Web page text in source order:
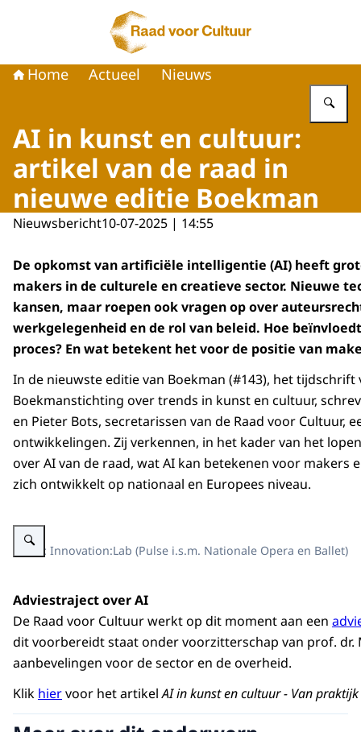
Naar de homepage van Raad voor Cultuur
Home Actueel Nieuws
AI in kunst en cultuur:
artikel van de raad in
nieuwe editie Boekman
Nieuwsbericht10-07-2025 | 14:55
De opkomst van artificiële intelligentie (AI) heeft
makers in de culturele en creatieve sector. Nieuwe
kansen, maar roepen ook vragen op over
werkgelegenheid en de rol van beleid. Hoe
proces? En wat betekent het voor de positie van
In de nieuwste editie van Boekman (#143), het tijdschrift
Boekmanstichting over trends in kunst en cultuur,
en Pieter Bots, secretarissen van de Raad voor Cultuur,
ontwikkelingen. Zij verkennen, in het kader van het
over AI van de raad, wat AI kan betekenen voor makers
zich ontwikkelt op nationaal en Europees niveau.
Vergroot afbeelding Beeld: Innovation:Lab (Pulse i.s.m. Nationale Opera
Beeld: Innovation:Lab (Pulse i.s.m. Nationale Opera en Ballet)
Adviestraject over AI
De Raad voor Cultuur werkt op dit moment aan een
dit voorbereidt staat onder voorzitterschap van prof. dr.
aanbevelingen voor de sector en de overheid.
Klik hiervoor het artikelAI in kunst en cultuur - Van